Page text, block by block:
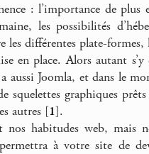
: l’importance de plus
les possibilités
différentes plate-formes,
en place. Alors autant
aussi Joomla, et dans le
squelettes graphiques
autres [1].
habitudes web, mais
à votre site de